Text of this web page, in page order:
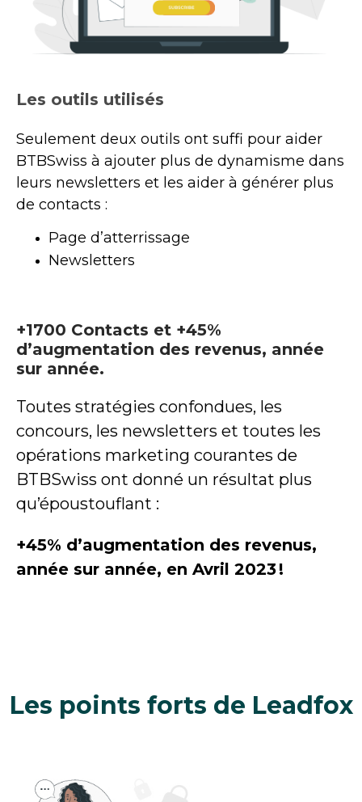
Les outils utilisés
Seulement deux outils ont suffi pour aider
BTBSwiss à ajouter plus de dynamisme dans
leurs newsletters et les aider à générer plus
de contacts :
Page d’atterrissage
Newsletters
+1700 Contacts et +45%
d’augmentation des revenus, année
sur année.
Toutes stratégies confondues, les
concours, les newsletters et toutes les
opérations marketing courantes de
BTBSwiss ont donné un résultat plus
qu’époustouflant :
+45% d’augmentation des revenus,
année sur année, en Avril 2023 !
Les points forts de Leadfox